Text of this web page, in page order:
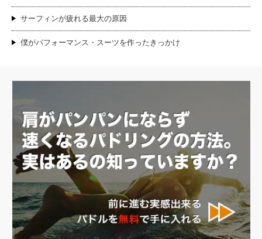
サーフィンが疲れる最大の原因
僕がパフォーマンス・スーツを作ったきっかけ